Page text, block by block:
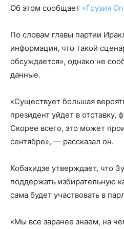
Об этом сообщает «Грузия
По словам главы партии
информация, что такой
обсуждается», однако не
данные.
«Существует большая
президент уйдет в отставку,
Скорее всего, это может
сентябре», — рассказал он.
Кобахидзе утверждает, что
поддержать избирательную
сама будет участвовать в
«Мы все заранее знаем, на